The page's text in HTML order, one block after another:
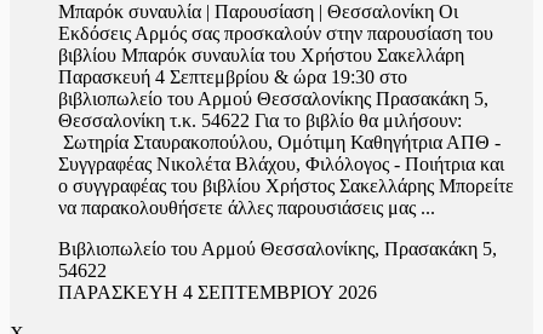
Μπαρόκ συναυλία | Παρουσίαση | Θεσσαλονίκη Οι
Εκδόσεις Αρμός σας προσκαλούν στην παρουσίαση του
βιβλίου Μπαρόκ συναυλία του Χρήστου Σακελλάρη
Παρασκευή 4 Σεπτεμβρίου & ώρα 19:30 στο
βιβλιοπωλείο του Αρμού Θεσσαλονίκης Πρασακάκη 5,
Θεσσαλονίκη τ.κ. 54622 Για το βιβλίο θα μιλήσουν:
Σωτηρία Σταυρακοπούλου, Ομότιμη Καθηγήτρια ΑΠΘ -
Συγγραφέας Νικολέτα Βλάχου, Φιλόλογος - Ποιήτρια και
ο συγγραφέας του βιβλίου Χρήστος Σακελλάρης Μπορείτε
να παρακολουθήσετε άλλες παρουσιάσεις μας ...
Βιβλιοπωλείο του Αρμού Θεσσαλονίκης, Πρασακάκη 5,
54622
ΠΑΡΑΣΚΕΥΗ 4 ΣΕΠΤΕΜΒΡΙΟΥ 2026